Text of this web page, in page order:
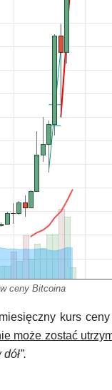
ceny Bitcoina
kurs
może zostać